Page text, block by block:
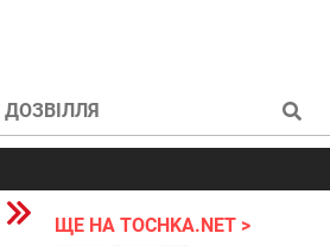
ДОЗВІЛЛЯ
Війна в Україні 2022
ЩЕ НА TOCHKA.NET